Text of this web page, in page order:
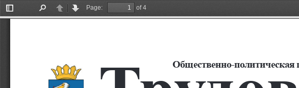
Toggle
Sidebar
PreviousNext
Page:
of 4
общественно-политическая